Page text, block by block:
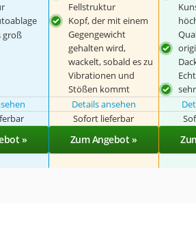
groß
Fellstruktur
Kopf, der mit einem
Gegengewicht
gehalten wird,
wackelt, sobald es zu
Vibrationen und
Stößen kommt
Details ansehen
Sofort lieferbar
» Zum Angebot »